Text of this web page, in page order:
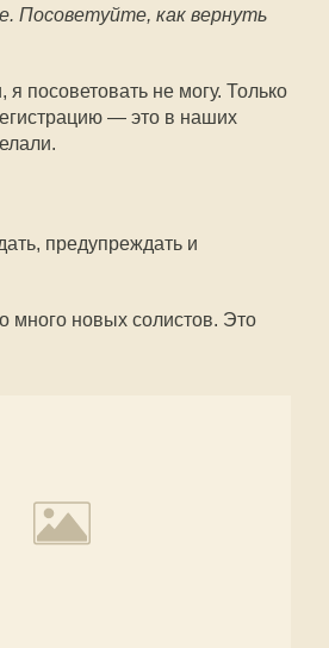
Посоветуйте, как вернуть
я посоветовать не могу. Только
— это в наших
предупреждать и
много новых солистов. Это